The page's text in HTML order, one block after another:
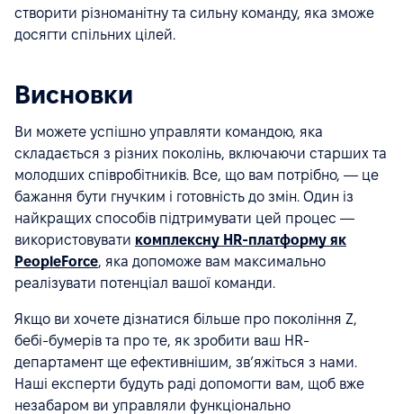
створити різноманітну та сильну команду, яка зможе
досягти спільних цілей.
Висновки
Ви можете успішно управляти командою, яка
складається з різних поколінь, включаючи старших та
молодших співробітників. Все, що вам потрібно, — це
бажання бути гнучким і готовність до змін. Один із
найкращих способів підтримувати цей процес —
використовувати комплексну HR-платформу як
PeopleForce, яка допоможе вам максимально
реалізувати потенціал вашої команди.
Якщо ви хочете дізнатися більше про покоління Z,
бебі-бумерів та про те, як зробити ваш HR-
департамент ще ефективнішим, зв’яжіться з нами.
Наші експерти будуть раді допомогти вам, щоб вже
незабаром ви управляли функціонально